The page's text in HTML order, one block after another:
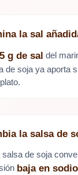
la sal
5 g de sal del
de soja ya aporta
la salsa de
salsa de soja
baja en sodio